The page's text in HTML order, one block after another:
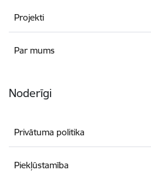
Projekti
Par mums
Noderīgi
Privātuma politika
Piekļūstamība